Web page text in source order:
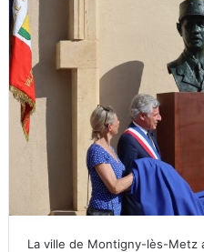
La ville de Montigny-lès-Metz